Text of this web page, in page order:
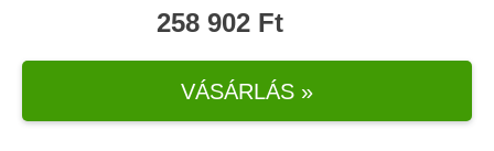
258 902 Ft
VÁSÁRLÁS »